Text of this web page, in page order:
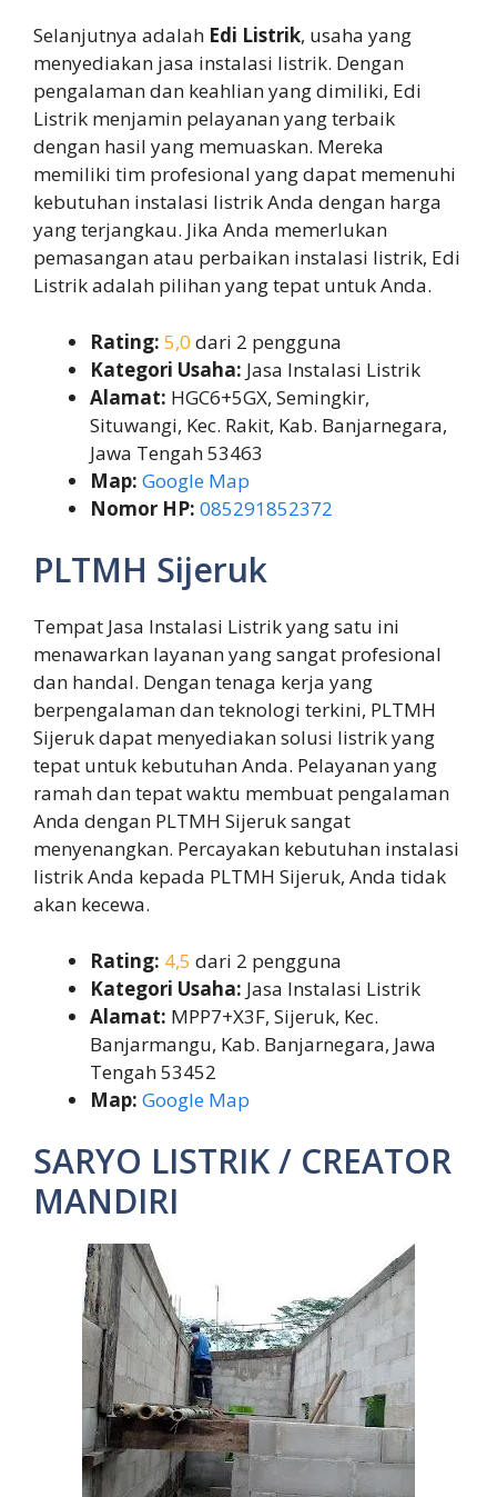
Selanjutnya adalah Edi Listrik, usaha yang
menyediakan jasa instalasi listrik. Dengan
pengalaman dan keahlian yang dimiliki, Edi
Listrik menjamin pelayanan yang terbaik
dengan hasil yang memuaskan. Mereka
memiliki tim profesional yang dapat memenuhi
kebutuhan instalasi listrik Anda dengan harga
yang terjangkau. Jika Anda memerlukan
pemasangan atau perbaikan instalasi listrik, Edi
Listrik adalah pilihan yang tepat untuk Anda.
Rating: 5,0 dari 2 pengguna
Kategori Usaha: Jasa Instalasi Listrik
Alamat: HGC6+5GX, Semingkir,
Situwangi, Kec. Rakit, Kab. Banjarnegara,
Jawa Tengah 53463
Map: Google Map
Nomor HP: 085291852372
PLTMH Sijeruk
Tempat Jasa Instalasi Listrik yang satu ini
menawarkan layanan yang sangat profesional
dan handal. Dengan tenaga kerja yang
berpengalaman dan teknologi terkini, PLTMH
Sijeruk dapat menyediakan solusi listrik yang
tepat untuk kebutuhan Anda. Pelayanan yang
ramah dan tepat waktu membuat pengalaman
Anda dengan PLTMH Sijeruk sangat
menyenangkan. Percayakan kebutuhan instalasi
listrik Anda kepada PLTMH Sijeruk, Anda tidak
akan kecewa.
Rating: 4,5 dari 2 pengguna
Kategori Usaha: Jasa Instalasi Listrik
Alamat: MPP7+X3F, Sijeruk, Kec.
Banjarmangu, Kab. Banjarnegara, Jawa
Tengah 53452
Map: Google Map
SARYO LISTRIK / CREATOR
MANDIRI